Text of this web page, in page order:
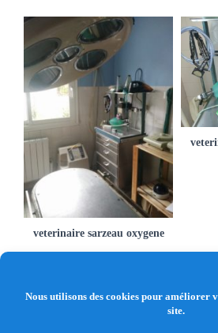
veterinaire sarzeau oxygene